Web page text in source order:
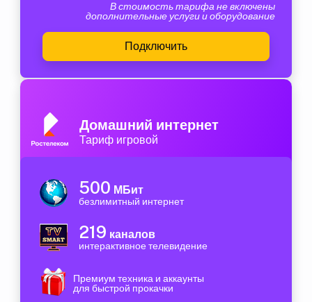
В стоимость тарифа не включены
дополнительные услуги и оборудование
Подключить
Домашний интернет
Тариф игровой
500 МБит
безлимитный интернет
219 каналов
интерактивное телевидение
Премиум техника и аккаунты
для быстрой прокачки